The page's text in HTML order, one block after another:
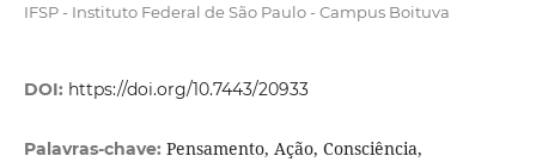
IFSP - Instituto Federal de São Paulo - Campus Boituva
DOI: https://doi.org/10.7443/20933
Palavras-chave: Pensamento, Ação, Consciência,